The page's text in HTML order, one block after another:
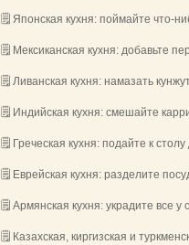
🗒 Японская кухня: поймайте что-
🗒 Мексиканская кухня: добавьте
🗒 Ливанская кухня: намазать
🗒 Индийская кухня: смешайте
🗒 Греческая кухня: подайте к
🗒 Еврейская кухня: разделите
🗒 Армянская кухня: украдите все у
🗒 Казахская, киргизская и